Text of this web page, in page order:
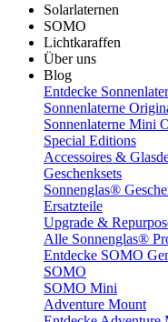
Solarlaternen
SOMO
Lichtkaraffen
Über uns
Blog
Entdecke
Sonnenlaterne
Sonnenlaterne Mini
Special Editions
Accessoires &
Geschenksets
Sonnenglas®
Ersatzteile
Upgrade &
Alle Sonnenglas®
Entdecke SOMO
SOMO
SOMO Mini
Adventure Mount